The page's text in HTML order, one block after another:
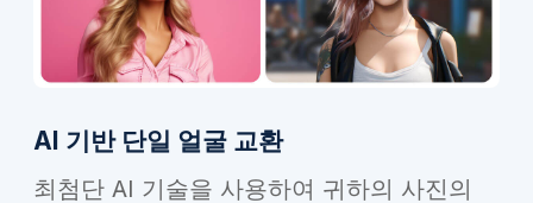
AI 기반 단일 얼굴 교환
최첨단 AI 기술을 사용하여 귀하의 사진의